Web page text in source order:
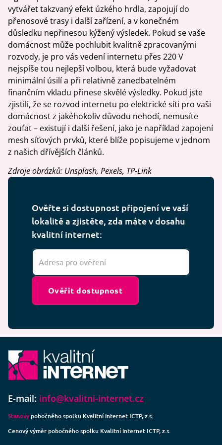
vytvářet takzvaný efekt úzkého hrdla, zapojují do
přenosové trasy i další zařízení, a v konečném
důsledku nepřinesou kýžený výsledek. Pokud se vaše
domácnost může pochlubit kvalitně zpracovanými
rozvody, je pro vás vedení internetu přes 220 V
nejspíše tou nejlepší volbou, která bude vyžadovat
minimální úsilí a při relativně zanedbatelném
finančním vkladu přinese skvělé výsledky. Pokud jste
zjistili, že se rozvod internetu po elektrické síti pro vaši
domácnost z jakéhokoliv důvodu nehodí, nemusíte
zoufat – existují i další řešení, jako je například zapojení
mesh síťových prvků, které blíže popisujeme v jednom
z našich dřívějších článků.
Zdroje obrázků: Unsplash, Pexels, TP-Link
Ověřte si dostupnost připojení ve vaší
lokalitě a zjistěte, zda máte v dosahu
kvalitní internet:
Ověřit dostupnost
E-mail: info@kvalitni-internet.cz
Stanovy pobočného spolku Kvalitní internet ICTP, z.s.
Cenový výměr pobočného spolku Kvalitní internet ICTP, z.s.